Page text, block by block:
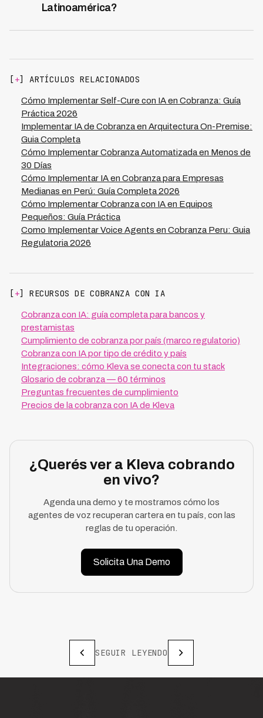
desconectados. La automatización inteligente reduce
gestores de cobranza trabajen de forma coordinada,
como para los deudores.
Latinoamérica?
diseñadas para operar en múltiples jurisdicciones de
Latinoamérica, garantizando cumplimiento normativo en
temas de privacidad, horarios de contacto y canales
permitidos por país. Al utilizar una solución que ya
gestiona estas complejidades regulatorias, reduces
riesgos legales y aseguras que tu estrategia de
cobranza funcione correctamente en todos los
mercados donde opertes.
[+] ARTÍCULOS RELACIONADOS
Cómo Implementar Self-Cure con IA en Cobranza: Guía
Práctica 2026
Implementar IA de Cobranza en Arquitectura On-Premise:
Guia Completa
Cómo Implementar Cobranza Automatizada en Menos de
30 Días
Cómo Implementar IA en Cobranza para Empresas
Medianas en Perú: Guía Completa 2026
Cómo Implementar Cobranza con IA en Equipos
Pequeños: Guía Práctica
Como Implementar Voice Agents en Cobranza Peru: Guia
Regulatoria 2026
[+] RECURSOS DE COBRANZA CON IA
Cobranza con IA: guía completa para bancos y
prestamistas
Cumplimiento de cobranza por país (marco regulatorio)
Cobranza con IA por tipo de crédito y país
Integraciones: cómo Kleva se conecta con tu stack
Glosario de cobranza — 60 términos
Preguntas frecuentes de cumplimiento
Precios de la cobranza con IA de Kleva
¿Querés ver a Kleva cobrando
en vivo?
Agenda una demo y te mostramos cómo los
agentes de voz recuperan cartera en tu país, con las
reglas de tu operación.
Solicita Una Demo
SEGUIR LEYENDO